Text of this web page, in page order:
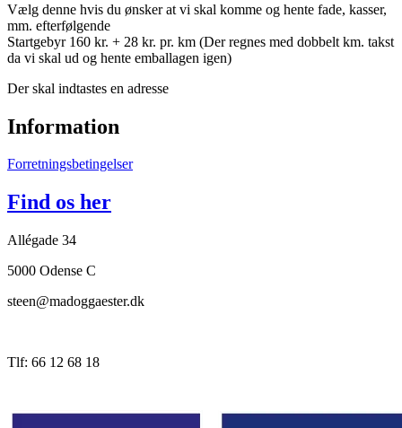
Vælg denne hvis du ønsker at vi skal komme og hente fade, kasser,
mm. efterfølgende
Startgebyr 160 kr. + 28 kr. pr. km (Der regnes med dobbelt km. takst
da vi skal ud og hente emballagen igen)
Der skal indtastes en adresse
Information
Forretningsbetingelser
Find os her
Allégade 34
5000 Odense C
steen@madoggaester.dk
Tlf: 66 12 68 18